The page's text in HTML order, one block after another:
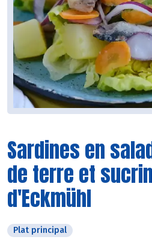
Sardines en
de terre et
d'Eckmühl
Plat principal